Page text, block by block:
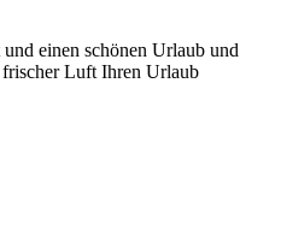
einen schönen Urlaub und
frischer Luft Ihren Urlaub